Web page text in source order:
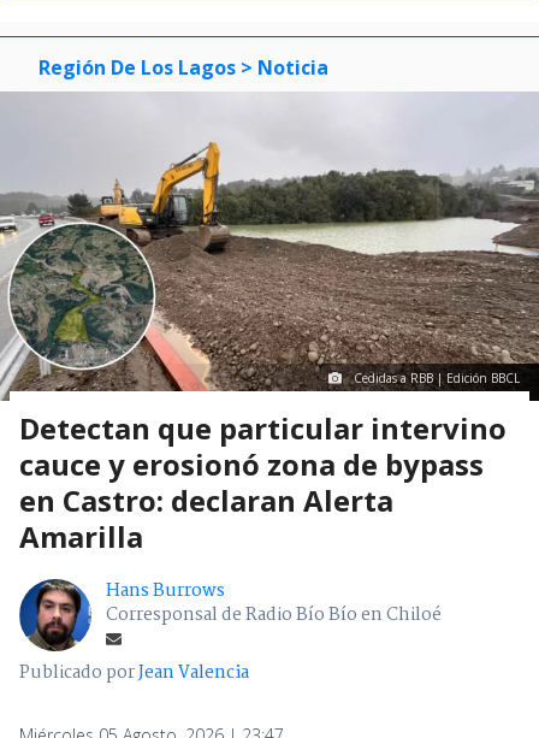
Región De Los Lagos > Noticia
Cedidas a RBB | Edición BBCL
Detectan que particular intervino
cauce y erosionó zona de bypass
en Castro: declaran Alerta
Amarilla
Hans Burrows
Corresponsal de Radio Bío Bío en Chiloé
Publicado porJean Valencia